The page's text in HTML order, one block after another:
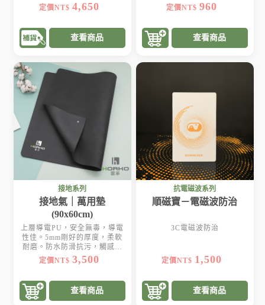
定價NT$4,650
查看商品
定價NT$960
查看商品
接地系列
接地氣｜萬用墊
(90x60cm)
上層導電PU，安全無毒，導電
性佳。5mm剛好的厚度，柔軟
耐磨。防水防滑抗污，觸感滑
順
定價NT$3,500
查看商品
抗電磁波系列
順磁寶－電磁波防治
3C電磁波防治
定價NT$ 1,500
查看商品